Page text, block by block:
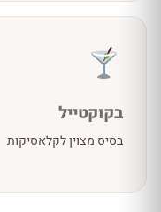
בקוקטייל
בסיס מצוין לקלאסיקות